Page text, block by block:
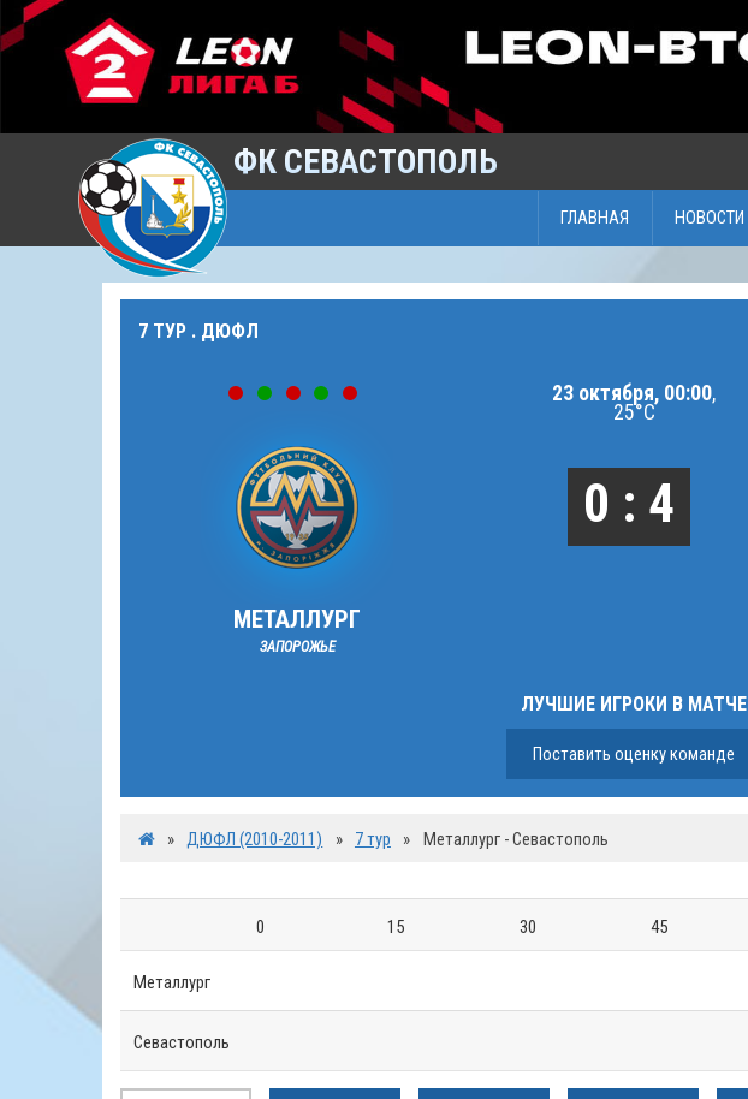
ФК СЕВАСТОПОЛЬ
ГЛАВНАЯ НОВОСТИ
7 ТУР . ДЮФЛ
МЕТАЛЛУРГ
ЗАПОРОЖЬЕ
23 октября, 00:00,
25°C
0 : 4
ЛУЧШИЕ ИГРОКИ В МАТЧЕ
Поставить оценку команде
» ДЮФЛ (2010-2011) » 7 тур » Металлург - Севастополь
0 15 30 45
Металлург
Севастополь